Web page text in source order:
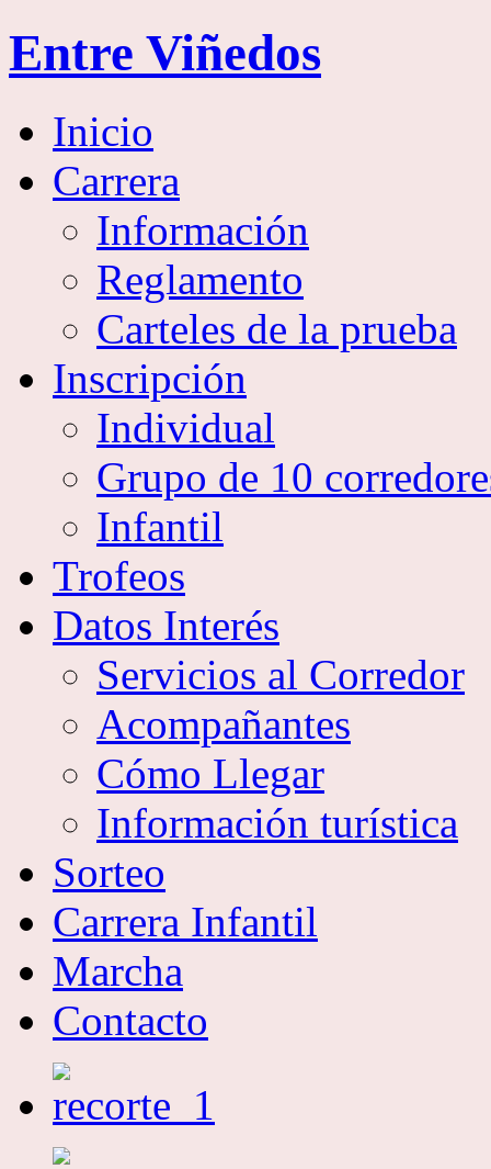
Entre Viñedos
Inicio
Carrera
Información
Reglamento
Carteles de la prueba
Inscripción
Individual
Grupo de 10
Infantil
Trofeos
Datos Interés
Servicios al Corredor
Acompañantes
Cómo Llegar
Información turística
Sorteo
Carrera Infantil
Marcha
Contacto